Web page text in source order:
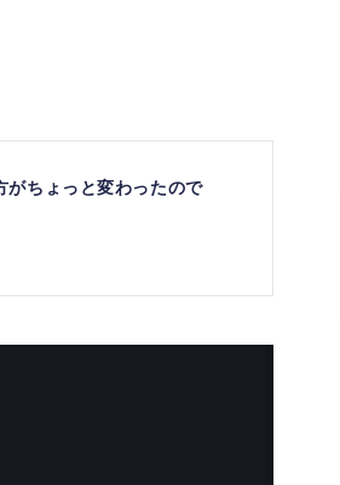
ちょっと変わったので